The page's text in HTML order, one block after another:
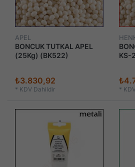
APEL
BONCUK TUTKAL APEL
(25Kg) (BK522)
₺3.830,92
* KDV Dahildir
KS-
*